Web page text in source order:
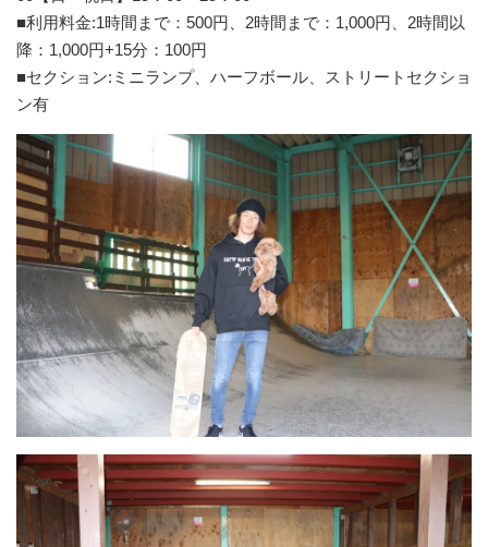
■利用料金:1時間まで：500円、2時間まで：1,000円、2時間以
降：1,000円+15分：100円
■セクション:ミニランプ、ハーフボール、ストリートセクショ
ン有